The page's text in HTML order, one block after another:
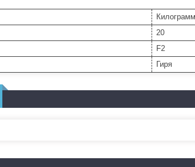
Килограмм
20
F2
Гиря